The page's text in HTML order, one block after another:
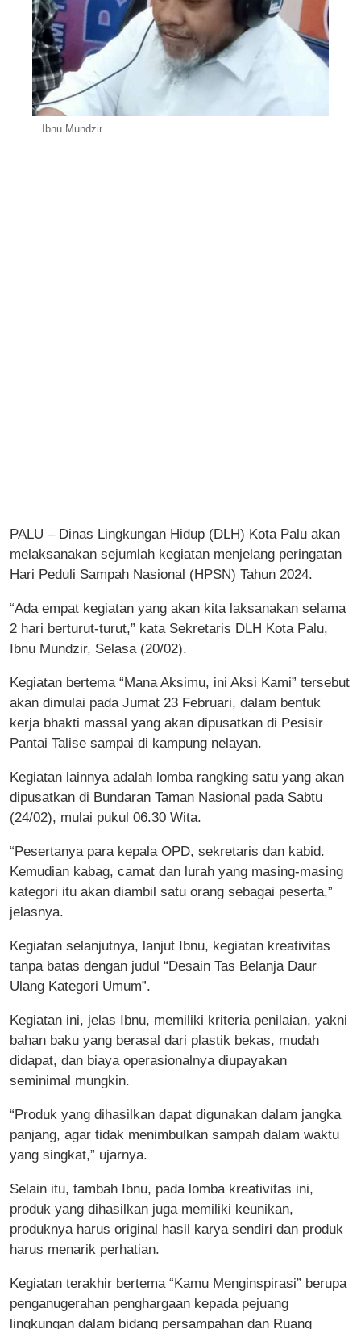
Ibnu Mundzir
PALU – Dinas Lingkungan Hidup (DLH) Kota Palu akan
melaksanakan sejumlah kegiatan menjelang peringatan
Hari Peduli Sampah Nasional (HPSN) Tahun 2024.
“Ada empat kegiatan yang akan kita laksanakan selama
2 hari berturut-turut,” kata Sekretaris DLH Kota Palu,
Ibnu Mundzir, Selasa (20/02).
Kegiatan bertema “Mana Aksimu, ini Aksi Kami” tersebut
akan dimulai pada Jumat 23 Februari, dalam bentuk
kerja bhakti massal yang akan dipusatkan di Pesisir
Pantai Talise sampai di kampung nelayan.
Kegiatan lainnya adalah lomba rangking satu yang akan
dipusatkan di Bundaran Taman Nasional pada Sabtu
(24/02), mulai pukul 06.30 Wita.
“Pesertanya para kepala OPD, sekretaris dan kabid.
Kemudian kabag, camat dan lurah yang masing-masing
kategori itu akan diambil satu orang sebagai peserta,”
jelasnya.
Kegiatan selanjutnya, lanjut Ibnu, kegiatan kreativitas
tanpa batas dengan judul “Desain Tas Belanja Daur
Ulang Kategori Umum”.
Kegiatan ini, jelas Ibnu, memiliki kriteria penilaian, yakni
bahan baku yang berasal dari plastik bekas, mudah
didapat, dan biaya operasionalnya diupayakan
seminimal mungkin.
“Produk yang dihasilkan dapat digunakan dalam jangka
panjang, agar tidak menimbulkan sampah dalam waktu
yang singkat,” ujarnya.
Selain itu, tambah Ibnu, pada lomba kreativitas ini,
produk yang dihasilkan juga memiliki keunikan,
produknya harus original hasil karya sendiri dan produk
harus menarik perhatian.
Kegiatan terakhir bertema “Kamu Menginspirasi” berupa
penganugerahan penghargaan kepada pejuang
lingkungan dalam bidang persampahan dan Ruang